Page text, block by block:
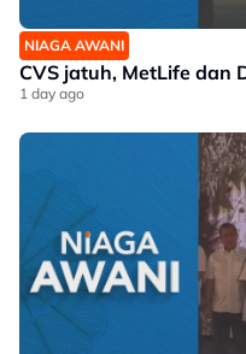
NIAGA AWANI
CVS jatuh, MetLife dan
1 day ago